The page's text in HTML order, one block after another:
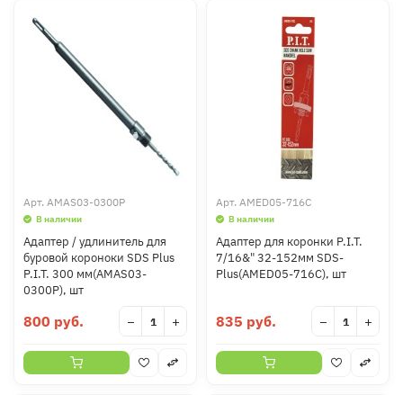
Арт. AMAS03-0300P
В наличии
Адаптер / удлинитель для
буровой короноки SDS Plus
P.I.T. 300 мм(AMAS03-
0300P), шт
800 руб. − +
Арт. AMED05-716C
В наличии
Адаптер для коронки P.I.T.
7/16&" 32-152мм SDS-
Plus(AMED05-716C), шт
835 руб. − +